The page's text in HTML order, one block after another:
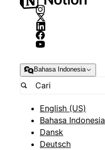
Bahasa Indonesia
English (US)
Bahasa Indonesia
Dansk
Deutsch